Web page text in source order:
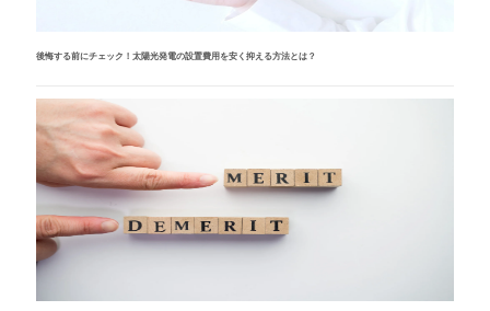
後悔する前にチェック！太陽光発電の設置費用を安く抑える方法とは？